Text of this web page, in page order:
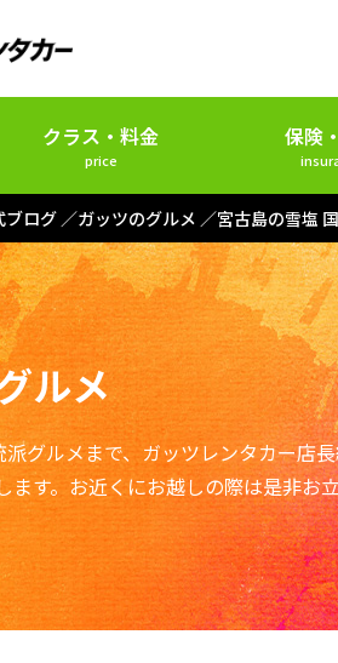
クラス・料金
price
保険
ブログ ガッツのグルメ 宮古島の雪塩
ルメ
グルメまで、ガッツレンタカー店
ます。お近くにお越しの際は是非お